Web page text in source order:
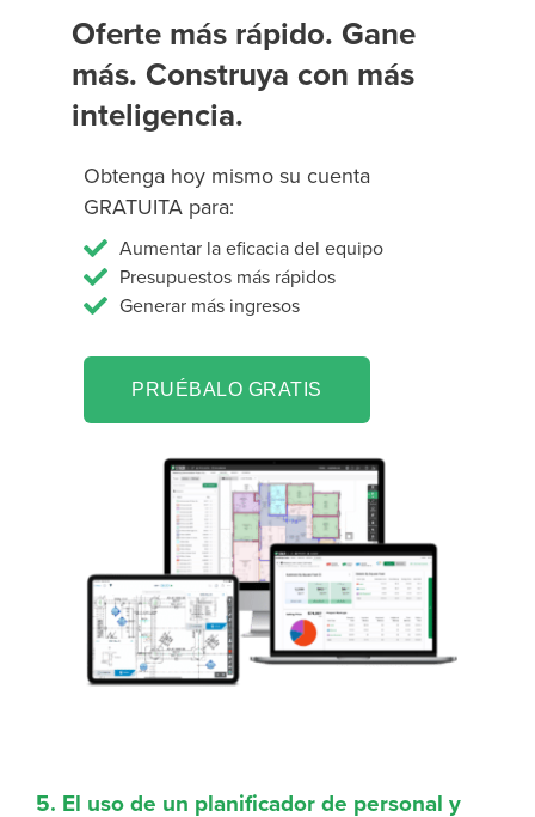
Oferte más rápido. Gane
más. Construya con más
inteligencia.
Obtenga hoy mismo su cuenta
GRATUITA para:
Aumentar la eficacia del equipo
Presupuestos más rápidos
Generar más ingresos
PRUÉBALO GRATIS
5. El uso de un planificador de personal y